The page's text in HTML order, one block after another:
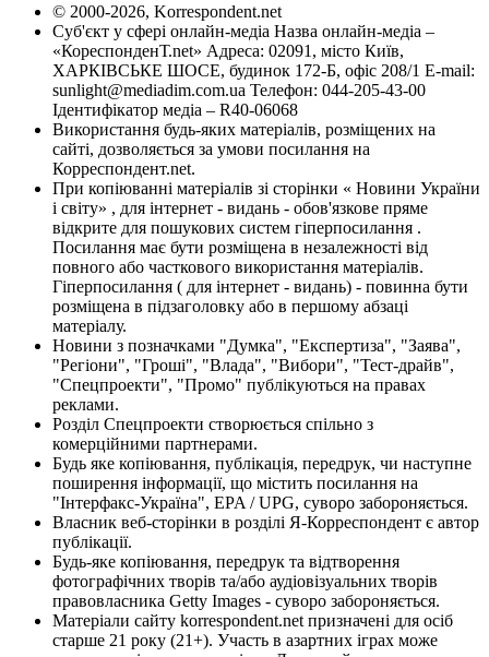
© 2000-2026, Korrespondent.net
Суб'єкт у сфері онлайн-медіа Назва онлайн-медіа –
«КореспонденТ.net» Адреса: 02091, місто Київ,
ХАРКІВСЬКЕ ШОСЕ, будинок 172-Б, офіс 208/1 E-mail:
sunlight@mediadim.com.ua Телефон: 044-205-43-00
Ідентифікатор медіа – R40-06068
Використання будь-яких матеріалів, розміщених на
сайті, дозволяється за умови посилання на
Корреспондент.net.
При копіюванні матеріалів зі сторінки « Новини України
і світу» , для інтернет - видань - обов'язкове пряме
відкрите для пошукових систем гіперпосилання .
Посилання має бути розміщена в незалежності від
повного або часткового використання матеріалів.
Гіперпосилання ( для інтернет - видань) - повинна бути
розміщена в підзаголовку або в першому абзаці
матеріалу.
Новини з позначками "Думка", "Експертиза", "Заява",
"Регіони", "Гроші", "Влада", "Вибори", "Тест-драйв",
"Спецпроекти", "Промо" публікуються на правах
реклами.
Розділ Спецпроекти створюється спільно з
комерційними партнерами.
Будь яке копіювання, публікація, передрук, чи наступне
поширення інформації, що містить посилання на
"Інтерфакс-Україна", EPA / UPG, суворо забороняється.
Власник веб-сторінки в розділі Я-Корреспондент є автор
публікації.
Будь-яке копіювання, передрук та відтворення
фотографічних творів та/або аудіовізуальних творів
правовласника Getty Images - суворо забороняється.
Матеріали сайту korrespondent.net призначені для осіб
старше 21 року (21+). Участь в азартних іграх може